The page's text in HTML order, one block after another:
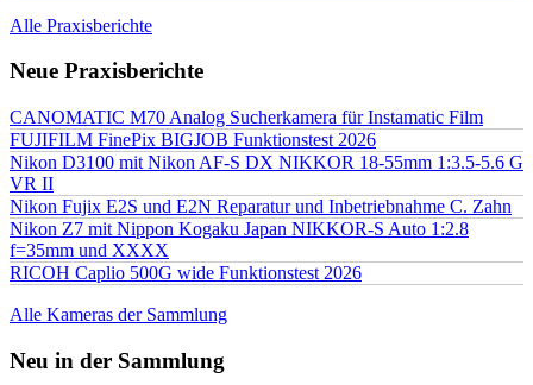
Alle Praxisberichte
Neue Praxisberichte
CANOMATIC M70 Analog Sucherkamera für Instamatic Film
FUJIFILM FinePix BIGJOB Funktionstest 2026
Nikon D3100 mit Nikon AF-S DX NIKKOR 18-55mm 1:3.5-5.6 G
VR II
Nikon Fujix E2S und E2N Reparatur und Inbetriebnahme C. Zahn
Nikon Z7 mit Nippon Kogaku Japan NIKKOR-S Auto 1:2.8
f=35mm und XXXX
RICOH Caplio 500G wide Funktionstest 2026
Alle Kameras der Sammlung
Neu in der Sammlung